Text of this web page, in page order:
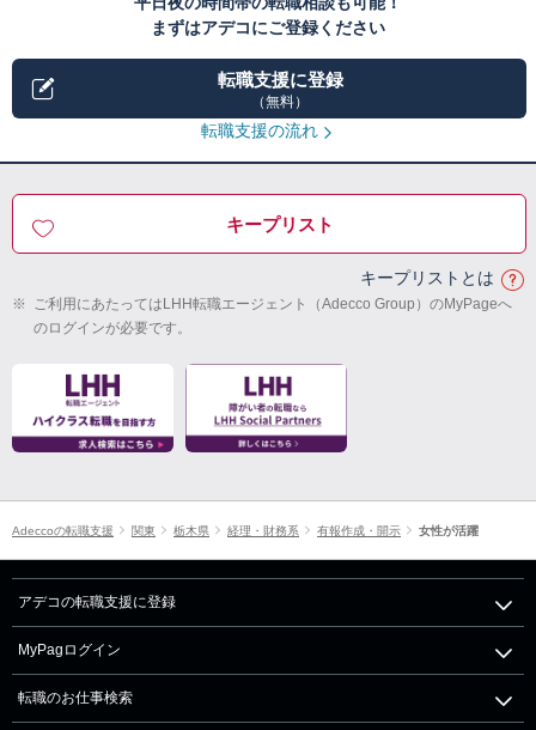
まずはアデコにご登録ください
転職支援に登録
（無料）
転職支援の流れ
キープリスト
キープリストとは
※ ご利用にあたってはLHH転職エージェント（Adecco Group）のMyPageへ
のログインが必要です。
Adeccoの転職支援 関東 栃木県 経理・財務系 有報作成・開示 女性が活躍
アデコの転職支援に登録
MyPagログイン
転職のお仕事検索